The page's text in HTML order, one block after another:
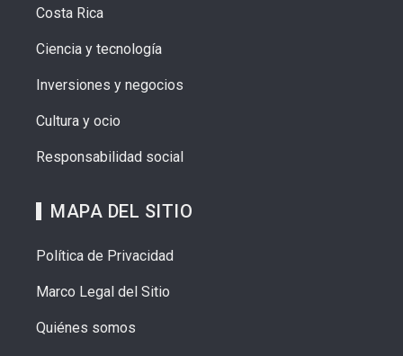
Costa Rica
Ciencia y tecnología
Inversiones y negocios
Cultura y ocio
Responsabilidad social
MAPA DEL SITIO
Política de Privacidad
Marco Legal del Sitio
Quiénes somos